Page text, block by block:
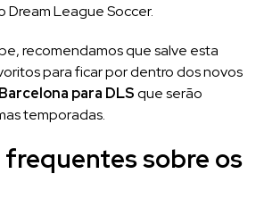
Dream League Soccer.
recomendamos que salve esta
para ficar por dentro dos novos
para DLSque serão
temporadas.
sobre os